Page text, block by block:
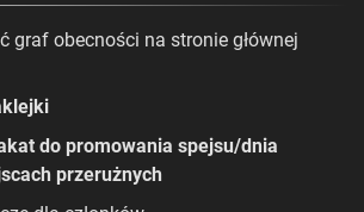
graf obecności na stronie głównej
do promowania spejsu/dnia
przerużnych